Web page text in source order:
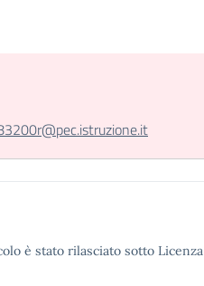
è stato rilasciato sotto Licenza